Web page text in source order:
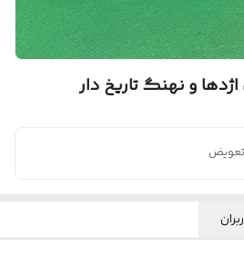
و نهنگ تاریخ دار